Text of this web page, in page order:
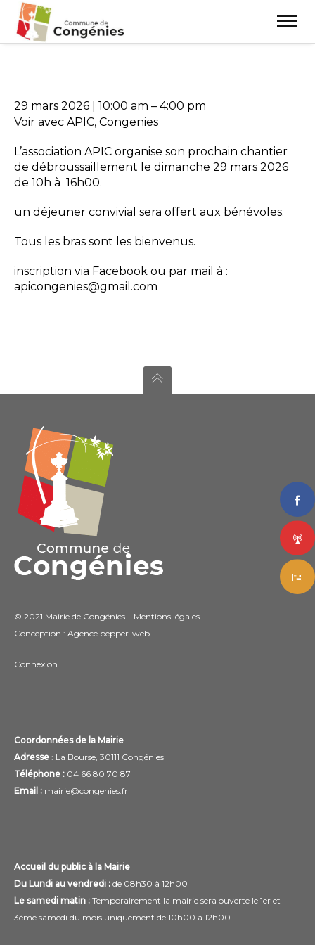
29 mars 2026 10:00 am – 4:00 pm
Voir avec APIC, Congenies
L’association APIC organise son prochain chantier
de débroussaillement le dimanche 29 mars 2026
de 10h à 16h00.
un déjeuner convivial sera offert aux bénévoles.
Tous les bras sont les bienvenus.
inscription via Facebook ou par mail à :
apicongenies@gmail.com
© 2021 Mairie de Congénies – Mentions légales
Conception : Agence pepper-web
Connexion
Coordonnées de la Mairie
Adresse : La Bourse, 30111 Congénies
Téléphone : 04 66 80 70 87
Email : mairie@congenies.fr
Accueil du public à la Mairie
Du Lundi au vendredi : de 08h30 à 12h00
Le samedi matin : Temporairement la mairie sera ouverte le 1er et
3ème samedi du mois uniquement de 10h00 à 12h00